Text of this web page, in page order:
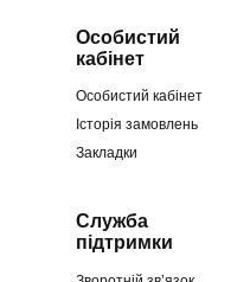
Особистий
кабінет
Особистий кабінет
Історія замовлень
Закладки
Служба
підтримки